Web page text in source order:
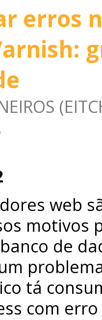
erros
web
motivos
de
tá
com